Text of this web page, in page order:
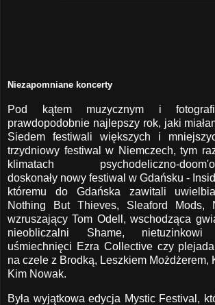
Niezapomniane koncerty
Pod kątem muzycznym i
prawdopodobnie najlepszy rok, jaki
Siedem festiwali większych i
trzydniowy festiwal w Niemczech, tym
klimatach psychodeliczno-
doskonały nowy festiwal w Gdańsku -
któremu do Gdańska zawitali
Nothing But Thieves, Sleaford Mods,
wzruszający Tom Odell, wschodząca
nieobliczalni Shame,
uśmiechnięci Ezra Collective czy
na czele z Brodką, Leszkiem Możdżerem,
Kim Nowak.
Była wyjątkowa edycja Mystic Festival,